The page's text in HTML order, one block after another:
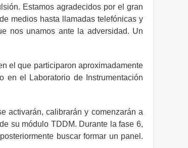
Estamos agradecidos por el gran
medios hasta llamadas telefónicas y
nos unamos ante la adversidad. Un
el que participaron aproximadamente
en el Laboratorio de Instrumentación
activarán, calibrarán y comenzarán a
su módulo TDDM. Durante la fase 6,
buscar formar un panel.